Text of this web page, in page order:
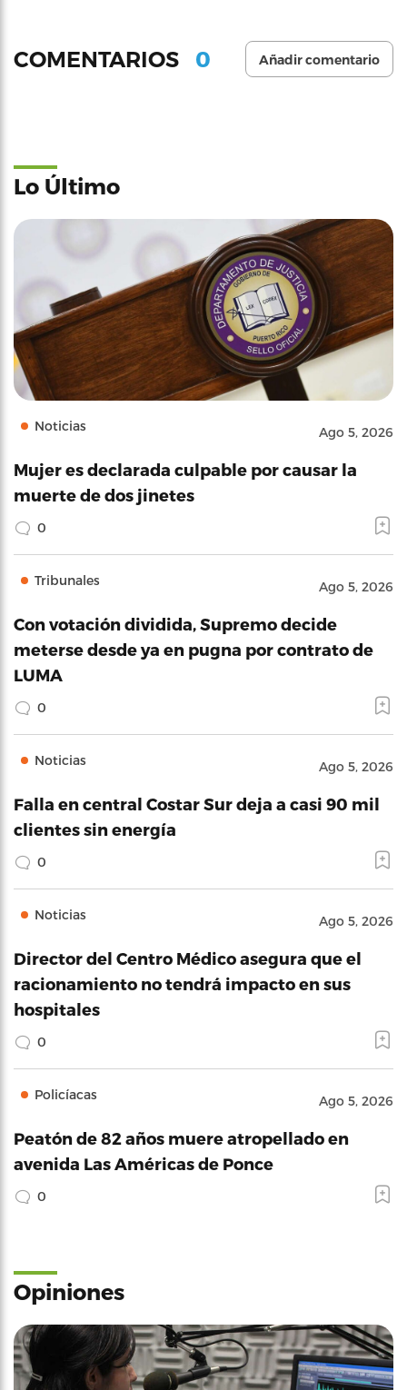
COMENTARIOS 0 Añadir comentario
Lo Último
Noticias Ago 5, 2026
Mujer es declarada culpable por causar la
muerte de dos jinetes
0
Tribunales Ago 5, 2026
Con votación dividida, Supremo decide
meterse desde ya en pugna por contrato de
LUMA
0
Noticias Ago 5, 2026
Falla en central Costar Sur deja a casi 90 mil
clientes sin energía
0
Noticias Ago 5, 2026
Director del Centro Médico asegura que el
racionamiento no tendrá impacto en sus
hospitales
0
Policíacas Ago 5, 2026
Peatón de 82 años muere atropellado en
avenida Las Américas de Ponce
0
Opiniones